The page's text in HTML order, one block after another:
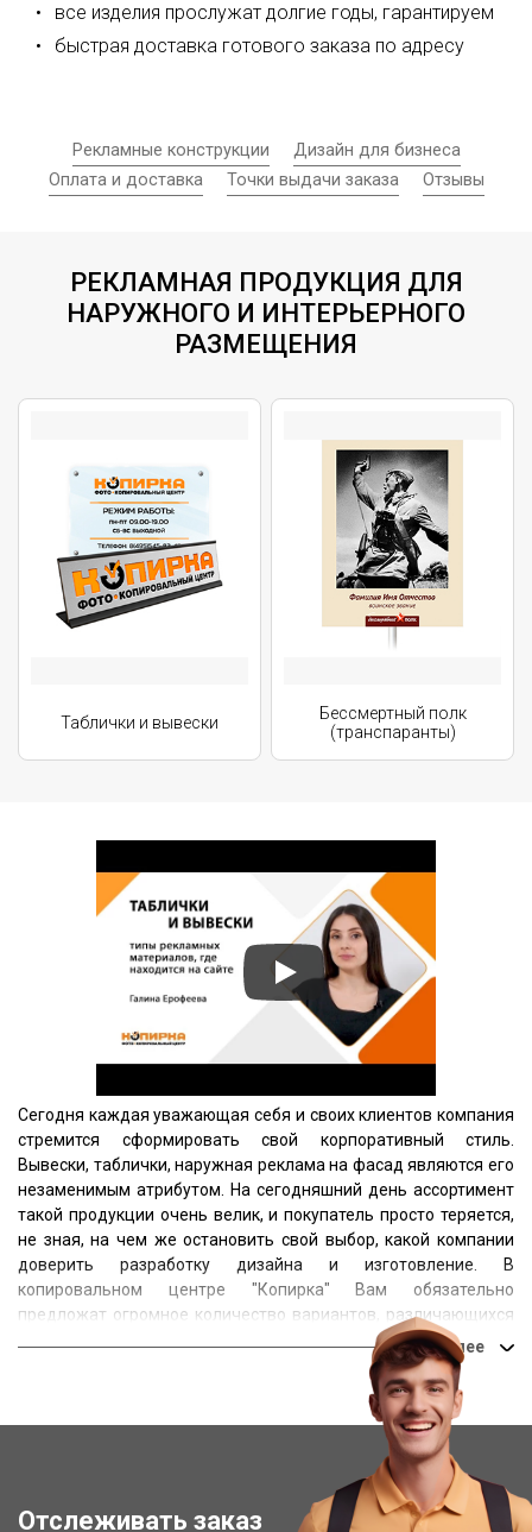
все изделия прослужат долгие годы, гарантируем
быстрая доставка готового заказа по адресу
Рекламные конструкции
Дизайн для бизнеса
Оплата и доставка
Точки выдачи заказа Отзывы
РЕКЛАМНАЯ ПРОДУКЦИЯ ДЛЯ
НАРУЖНОГО И ИНТЕРЬЕРНОГО
РАЗМЕЩЕНИЯ
Таблички и вывески
Бессмертный полк
(транспаранты)
Сегодня каждая уважающая себя и своих клиентов компания
стремится сформировать свой корпоративный стиль.
Вывески, таблички, наружная реклама на фасад являются его
незаменимым атрибутом. На сегодняшний день ассортимент
такой продукции очень велик, и покупатель просто теряется,
не зная, на чем же остановить свой выбор, какой компании
доверить разработку дизайна и изготовление. В
копировальном центре "Копирка" Вам обязательно
предложат огромное количество вариантов, различающихся
ценой, качеством, сроком службы, материалом основы.
В последние годы правилом хорошего тона стало не только
использование вывесок на фасад, но и офисных указателей.
Они помогут сориентироваться в запутанных коридорах
больших офисов не только сотрудникам, но и, что гораздо
более важно, клиентам. Чаще всего такие таблички
изготавливаются из пластика и закрепляются с помощью
Отслеживать заказ